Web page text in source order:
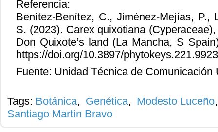
Referencia:
Benítez-Benítez, C., Jiménez-Mejías, P.,
S. (2023). Carex quixotiana
Don Quixote’s land (La Mancha, S
https://doi.org/10.3897/
Fuente: Unidad Técnica de Comunicación
Tags: Botánica, Genética, Modesto Luceño
Santiago Martín Bravo